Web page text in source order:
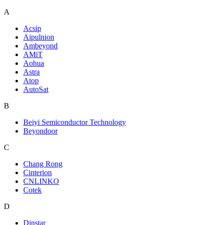
A
Acsip
Aipulnion
Ambeyond
AMiT
Aohua
Astra
Atop
AutoSat
B
Beiyi Semiconductor Technology
Beyondoor
C
Chang Rong
Cinterion
CNLINKO
Cotek
D
Dinstar